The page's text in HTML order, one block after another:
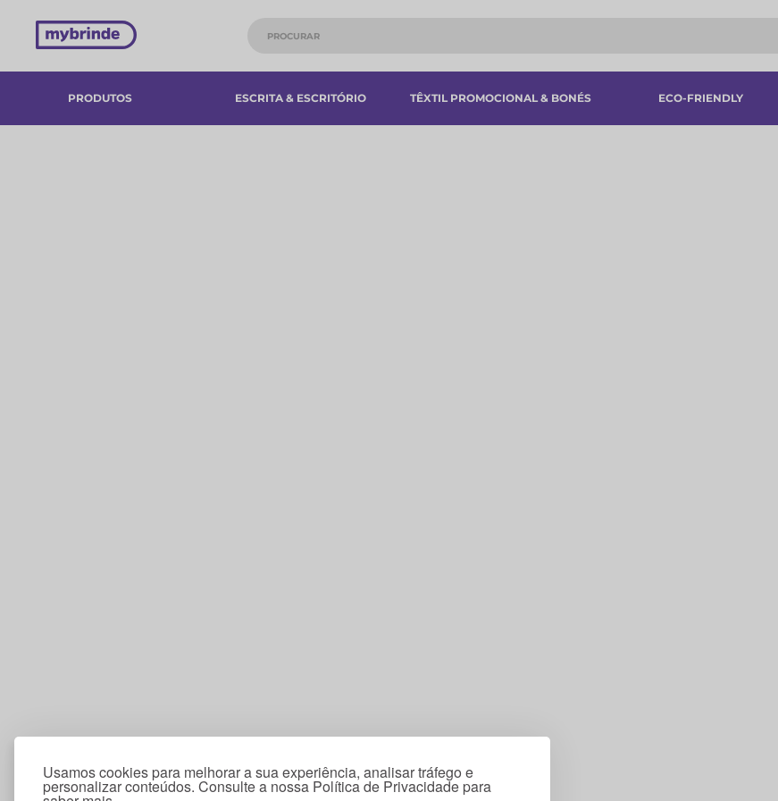
Usamos cookies para melhorar a sua experiência, analisar tráfego e
personalizar conteúdos. Consulte a nossa Política de Privacidade para
PRODUTOS ESCRITA & ESCRITÓRIO TÊXTIL PROMOCIONAL & BONÉS ECO-FRIENDLY